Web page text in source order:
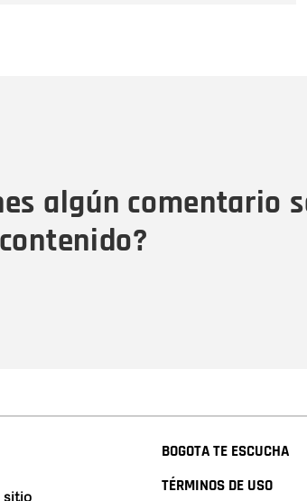
algún comentario
sitio
BOGOTA TE ESCUCHA
TÉRMINOS DE USO